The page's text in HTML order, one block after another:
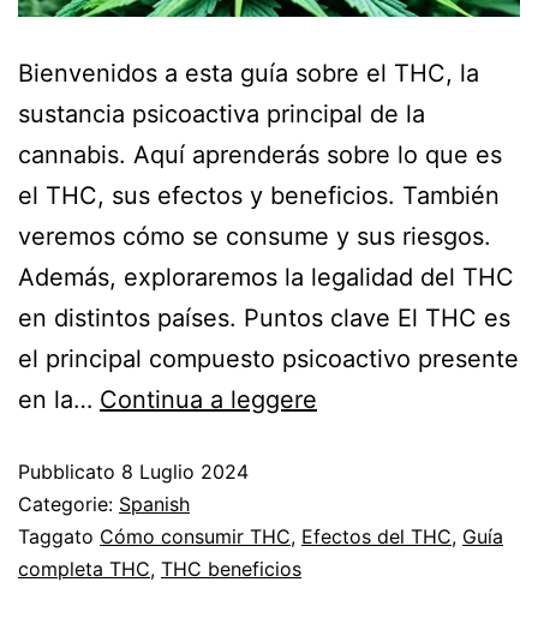
Bienvenidos a esta guía sobre el THC, la
sustancia psicoactiva principal de la
cannabis. Aquí aprenderás sobre lo que es
el THC, sus efectos y beneficios. También
veremos cómo se consume y sus riesgos.
Además, exploraremos la legalidad del THC
en distintos países. Puntos clave El THC es
el principal compuesto psicoactivo presente
en la… Continua a leggere
Pubblicato 8 Luglio 2024
Categorie: Spanish
Taggato Cómo consumir THC, Efectos del THC, Guía
completa THC, THC beneficios